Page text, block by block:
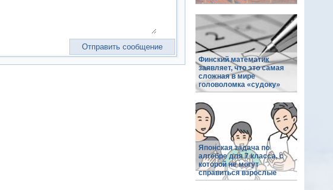
Финский математик
заявляет, что это самая
сложная в мире
головоломка «судоку»
Японская задача по
алгебре для 7 класса, с
которой не могут
справиться взрослые